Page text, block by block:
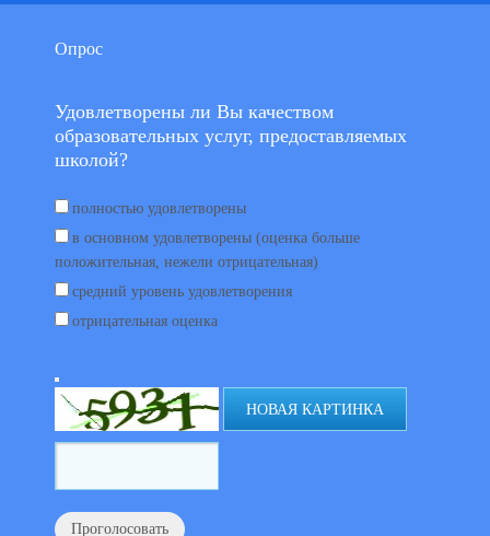
Опрос
Удовлетворены ли Вы качеством
образовательных услуг, предоставляемых
школой?
полностью удовлетворены
в основном удовлетворены (оценка больше
положительная, нежели отрицательная)
средний уровень удовлетворения
отрицательная оценка
НОВАЯ КАРТИНКА